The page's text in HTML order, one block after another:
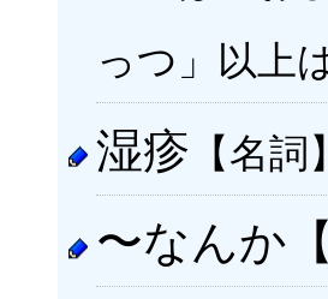
っつ」以上
湿疹 【名詞】
〜なんか